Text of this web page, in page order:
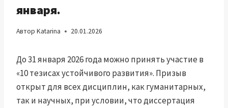
января.
Автор Katarina 20.01.2026
До 31 января 2026 года можно принять участие в
«10 тезисах устойчивого развития». Призыв
открыт для всех дисциплин, как гуманитарных,
так и научных, при условии, что диссертация